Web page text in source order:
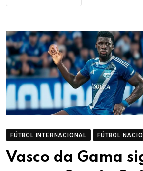
FÚTBOL INTERNACIONAL FÚTBOL
Vasco da Gama